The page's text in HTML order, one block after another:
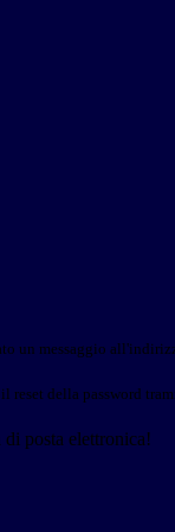
un messaggio
reset della password
posta elettronica!